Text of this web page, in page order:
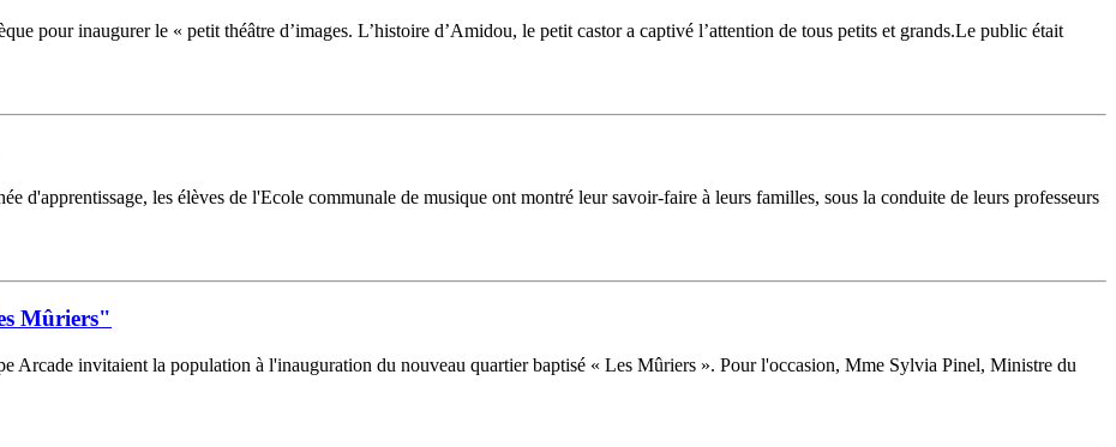
pour inaugurer le « petit théâtre d’images. L’histoire d’Amidou, le petit castor a captivé l’attention de tous petits et grands.Le public était
d'apprentissage, les élèves de l'Ecole communale de musique ont montré leur savoir-faire à leurs familles, sous la conduite de leurs professeurs
Mûriers"
Arcade invitaient la population à l'inauguration du nouveau quartier baptisé « Les Mûriers ». Pour l'occasion, Mme Sylvia Pinel, Ministre du